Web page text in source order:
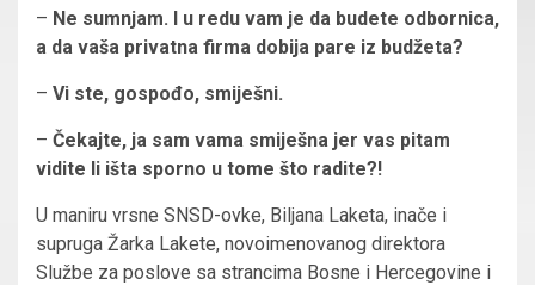
– Ne sumnjam. I u redu vam je da budete odbornica,
a da vaša privatna firma dobija pare iz budžeta?
– Vi ste, gospođo, smiješni.
– Čekajte, ja sam vama smiješna jer vas pitam
vidite li išta sporno u tome što radite?!
U maniru vrsne SNSD-ovke, Biljana Laketa, inače i
supruga Žarka Lakete, novoimenovanog direktora
Službe za poslove sa strancima Bosne i Hercegovine i